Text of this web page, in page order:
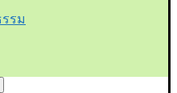
รม